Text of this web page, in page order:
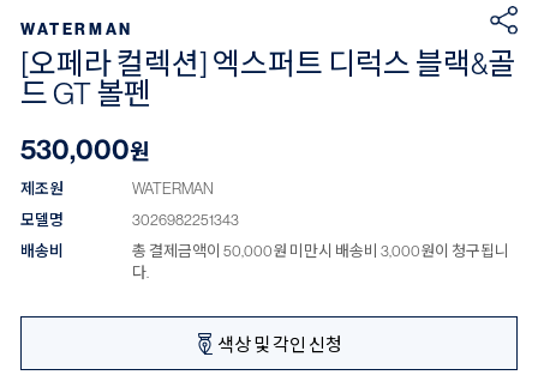
WATERMAN
[오페라 컬렉션] 엑스퍼트 디럭스 블랙&골
드 GT 볼펜
530,000원
제조원
WATERMAN
모델명
3026982251343
배송비
총 결제금액이 50,000원 미만시 배송비 3,000원이 청구됩니
다.
색상 및 각인 신청